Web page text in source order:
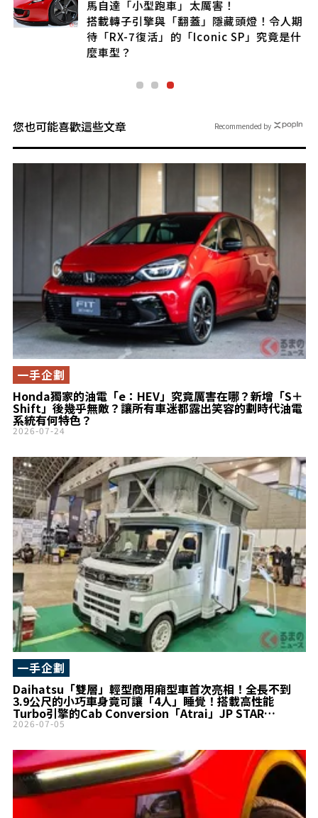
馬自達「小型跑車」太厲害！
搭載轉子引擎與「翻蓋」隱藏頭燈！令人期
待「RX-7復活」的「Iconic SP」究竟是什
麼車型？
您也可能喜歡這些文章
Honda獨家的油電「e：HEV」究竟厲害在哪？新增「S＋
Shift」後幾乎無敵？讓所有車迷都露出笑容的劃時代油電
系統有何特色？
一手企劃
2026-07-24
Daihatsu「雙層」輕型商用廂型車首次亮相！全長不到
3.9公尺的小巧車身竟可讓「4人」睡覺！搭載高性能
Turbo引擎的Cab Conversion「Atrai」JP STAR
happy1全新「City Turbo」正式亮相
一手企劃
2026-07-05
Recommended by